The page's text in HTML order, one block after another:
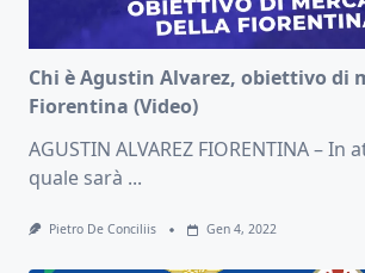
Chi è Agustin Alvarez, obiettivo di
Fiorentina (Video)
AGUSTIN ALVAREZ FIORENTINA – In
quale sarà ...
Pietro De Conciliis Gen 4, 2022